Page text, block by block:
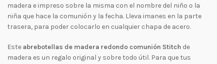
madera e impreso sobre la misma con el nombre del niño o la
niña que hace la comunión y la fecha. Lleva imanes en la parte
trasera, para poder colocarlo en cualquier chapa de acero.
Este abrebotellas de madera redondo comunión Stitch de
madera es un regalo original y sobre todo útil. Para que tus